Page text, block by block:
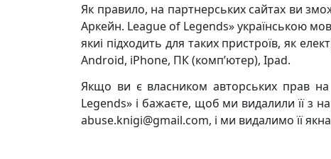
Як правило, на партнерських сайтах ви
Аркейн. League of Legends» українською
якиі підходить для таких пристроїв, як
Android, iPhone, ПК (комп’ютер), Ipad.
Якщо ви є власником авторських прав
Legends» і бажаєте, щоб ми видалили її з
abuse.knigi@gmail.com, і ми видалимо її